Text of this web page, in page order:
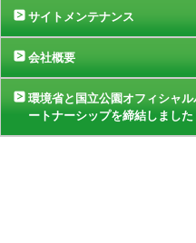
サイトメンテナンス
会社概要
環境省と国立公園オフィシャル
ートナーシップを締結しました